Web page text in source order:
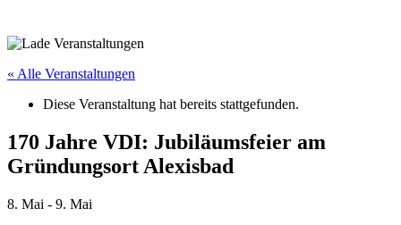
« Alle Veranstaltungen
Diese Veranstaltung hat bereits stattgefunden.
170 Jahre VDI: Jubiläumsfeier am
Gründungsort Alexisbad
8. Mai - 9. Mai